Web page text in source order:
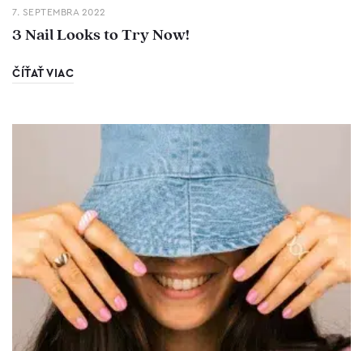
7. SEPTEMBRA 2022
3 Nail Looks to Try Now!
ČÍŤAŤ VIAC